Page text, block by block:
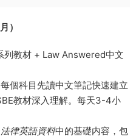
）
列教材 + Law Answered中文
個科目先讀中文筆記快速建立
教材深入理解。每天3-4小
律英語資料中的基礎内容，包